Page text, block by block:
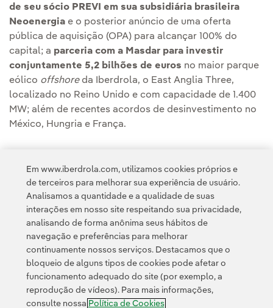
de seu sócio PREVI em sua subsidiária brasileira
Neoenergia e o posterior anúncio de uma oferta
pública de aquisição (OPA) para alcançar 100% do
capital; a parceria com a Masdar para investir
conjuntamente 5,2 bilhões de euros no maior parque
eólico offshoreda Iberdrola, o East Anglia Three,
localizado no Reino Unido e com capacidade de 1.400
MW; além de recentes acordos de desinvestimento no
México, Hungria e França.
Acesso a informação legal
Contato Clientes Política de Privacidade Informação legal
Transparência no uso da IA Política de cookies
Em www.iberdrola.com, utilizamos cookies próprios e
de terceiros para melhorar sua experiência de usuário.
Analisamos a quantidade e a qualidade de suas
interações em nosso site respeitando sua privacidade,
analisando de forma anônima seus hábitos de
navegação e preferências para melhorar
continuamente nossos serviços. Destacamos que o
bloqueio de alguns tipos de cookies pode afetar o
funcionamento adequado do site (por exemplo, a
reprodução de vídeos). Para mais informações,
consulte nossa Política de Cookies